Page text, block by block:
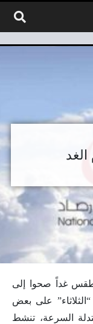
غداً صحوا إلى
على بعض
السرعة، تنشط